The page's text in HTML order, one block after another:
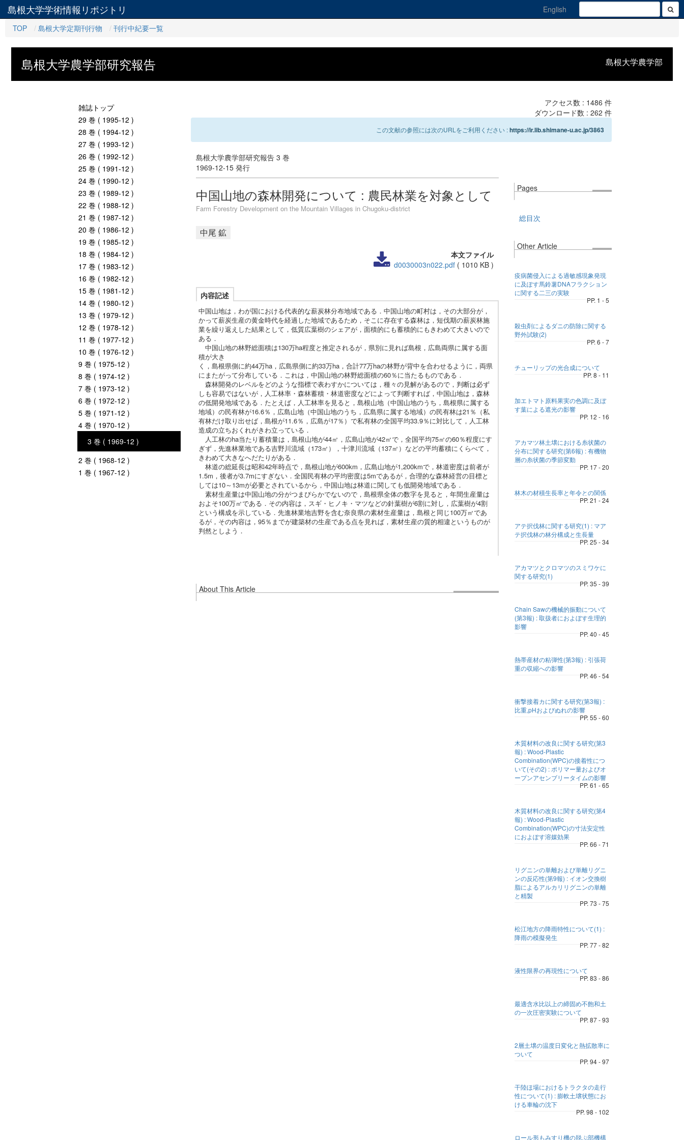
島根大学学術情報リポジトリ
English
TOP
島根大学定期刊行物 刊行中紀要一覧
島根大学農学部
島根大学農学部研究報告
雑誌トップ
29 巻 ( 1995-12 )
28 巻 ( 1994-12 )
27 巻 ( 1993-12 )
26 巻 ( 1992-12 )
25 巻 ( 1991-12 )
24 巻 ( 1990-12 )
23 巻 ( 1989-12 )
22 巻 ( 1988-12 )
21 巻 ( 1987-12 )
20 巻 ( 1986-12 )
19 巻 ( 1985-12 )
18 巻 ( 1984-12 )
17 巻 ( 1983-12 )
16 巻 ( 1982-12 )
15 巻 ( 1981-12 )
14 巻 ( 1980-12 )
13 巻 ( 1979-12 )
12 巻 ( 1978-12 )
11 巻 ( 1977-12 )
10 巻 ( 1976-12 )
9 巻 ( 1975-12 )
8 巻 ( 1974-12 )
7 巻 ( 1973-12 )
6 巻 ( 1972-12 )
5 巻 ( 1971-12 )
4 巻 ( 1970-12 )
3 巻 ( 1969-12 )
2 巻 ( 1968-12 )
1 巻 ( 1967-12 )
アクセス数 : 1486 件
ダウンロード数 : 262 件
この文献の参照には次のURLをご利用ください :https://ir.lib.shimane-u.ac.jp/3863
島根大学農学部研究報告 3 巻
1969-12-15 発行
中国山地の森林開発について : 農民林業を対象として
Farm Forestry Development on the Mountain Villages in Chugoku-district
中尾 鉱
本文ファイル
d0030003n022.pdf ( 1010 KB )
内容記述
中国山地は，わが国における代表的な薪炭林分布地域である．中国山地の町村は，その大部分が，
かって薪炭生産の黄金時代を経過した地域であるため，そこに存在する森林は，短伐期の薪炭林施
業を繰り返えした結果として，低質広葉樹のシェアが，面積的にも蓄積的にもきわめて大きいので
ある．
中国山地の林野総面積は130万ha程度と推定されるが，県別に見れば島根，広島両県に属する面
積が大き
く，島根県側に約44万ha，広島県側に約33万ha，合計77万haの林野が背中を合わせるように，両県
にまたがって分布している．これは，中国山地の林野総面積の60％に当たるものである．
森林開発のレベルをどのような指標で表わすかについては，種々の見解があるので，判断は必ず
しも容易ではないが，人工林率・森林蓄積・林道密度などによって判断すれば，中国山地は，森林
の低開発地域である．たとえば，人工林率を見ると，島根山地（中国山地のうち，島根県に属する
地域）の民有林が16.6％，広島山地（中国山地のうち，広島県に属する地域）の民有林は21％（私
有林だけ取り出せば，島根が11.6％，広島が17％）で私有林の全国平均33.9％に対比して，人工林
造成の立ちおくれがきわ立っている．
人工林のha当たり蓄積量は，島根山地が44㎡，広島山地が42㎡で，全国平均75㎡の60％程度にす
ぎず，先進林業地である吉野川流域（173㎡），十津川流域（137㎡）などの平均蓄積にくらべて，
きわめて大きなへだたりがある．
林道の総延長は昭和42年時点で，島根山地が600km，広島山地が1,200kmで，林道密度は前者が
1.5m，後者が3.7mにすぎない．全国民有林の平均密度は5mであるが，合理的な森林経営の目標と
しては10～13mが必要とされているから，中国山地は林道に関しても低開発地域である．
素材生産量は中国山地の分がつまぴらかでないので，島根県全体の数字を見ると，年間生産量は
およそ100万㎡である．その内容は，スギ・ヒノキ・マツなどの針葉樹が6割に対し，広葉樹が4割
という構成を示している．先進林業地吉野を含む奈良県の素材生産量は，島根と同じ100万㎡であ
るが，その内容は，95％までが建築材の生産である点を見れば，素材生産の質的相違というものが
判然としよう．
About This Article
Pages
総目次
Other Article
疫病菌侵入による過敏感現象発現
に及ぽす馬鈴薯DNAフラクション
に関する二三の実験
PP. 1 - 5
殺虫剤によるダニの防除に関する
野外試験(2)
PP. 6 - 7
チューリップの光合成について
PP. 8 - 11
加エトマト原料果実の色調に及ぼ
す葉による遮光の影響
PP. 12 - 16
アカマツ林土壌における糸状菌の
分布に関する研究(第6報) : 有機物
層の糸状菌の季節変動
PP. 17 - 20
林木の材積生長率と年令との関係
PP. 21 - 24
アテ択伐林に関する研究(1) : マア
テ択伐林の林分構成と生長量
PP. 25 - 34
アカマツとクロマツのスミワケに
関する研究(1)
PP. 35 - 39
Chain Sawの機械的振動について
(第3報) : 取扱者におよぼす生理的
影響
PP. 40 - 45
熱帯産材の粘弾性(第3報) : 引張荷
重の収縮への影響
PP. 46 - 54
衝撃接着カに関する研究(第3報) :
比重,pHおよびぬれの影響
PP. 55 - 60
木質材料の改良に関する研究(第3
報) : Wood-Plastic
Combination(WPC)の接着性につ
いて(その2) : ポリマー量およびオ
ープンアセンブリータイムの影響
PP. 61 - 65
木質材料の改良に関する研究(第4
報) : Wood-Plastic
Combination(WPC)の寸法安定性
におよぽす溶媒効果
PP. 66 - 71
リグニンの単離および単離リグニ
ンの反応性(第9報) : イオン交換樹
脂によるアルカリリグニンの単離
と精製
PP. 73 - 75
松江地方の降雨特性について(1) :
降雨の模擬発生
PP. 77 - 82
液性限界の再現性について
PP. 83 - 86
最適含水比以上の締固め不飽和土
の一次圧密実験について
PP. 87 - 93
2層土壌の温度日変化と熱拡散率に
ついて
PP. 94 - 97
干陸ほ場におけるトラクタの走行
性について(1) : 膨軟土壌状態にお
ける車輪の沈下
PP. 98 - 102
ロール形もみすり機の脱ぷ部機構